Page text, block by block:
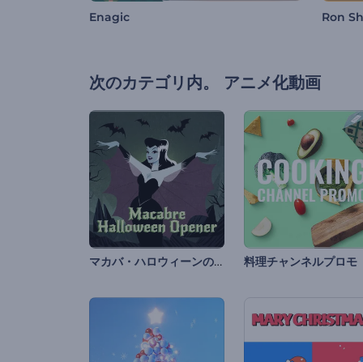
Enagic Ron
次のカテゴリ内。 アニメ化動画
マカバ・ハロウィーンのオープニング動画 料理チャンネルプロモ